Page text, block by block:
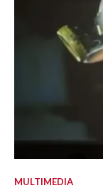
MULTIMEDIA